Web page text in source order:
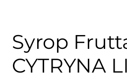
Syrop
CYTRYNA